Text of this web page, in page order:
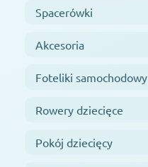
Spacerówki
Akcesoria
Foteliki samochodowy
Rowery dziecięce
Pokój dziecięcy